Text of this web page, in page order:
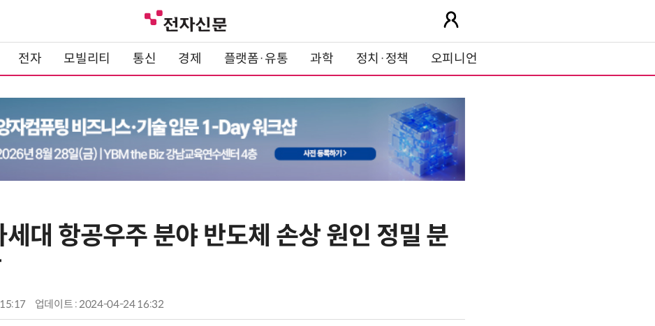
전자 모빌리티 통신 경제 플랫폼·유통 과학 정치·정책 오피니언
대 항공우주 분야 반도체 손상 원인 정밀 분
업데이트 : 2024-04-24 16:32